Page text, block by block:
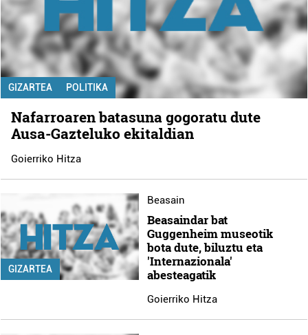
GIZARTEA POLITIKA
Nafarroaren batasuna gogoratu dute
Ausa-Gazteluko ekitaldian
Goierriko Hitza
GIZARTEA
Beasain
Beasaindar bat
Guggenheim museotik
bota dute, biluztu eta
'Internazionala'
abesteagatik
Goierriko Hitza